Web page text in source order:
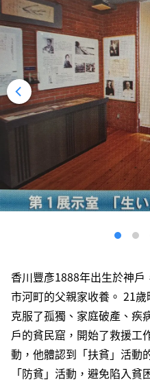
香川豐彥1888年出生於神
市河町的父親家收養。 21
克服了孤獨、家庭破產、疾
戶的貧民窟，開始了救援工
動，他體認到「扶貧」活動
「防貧」活動，避免陷入